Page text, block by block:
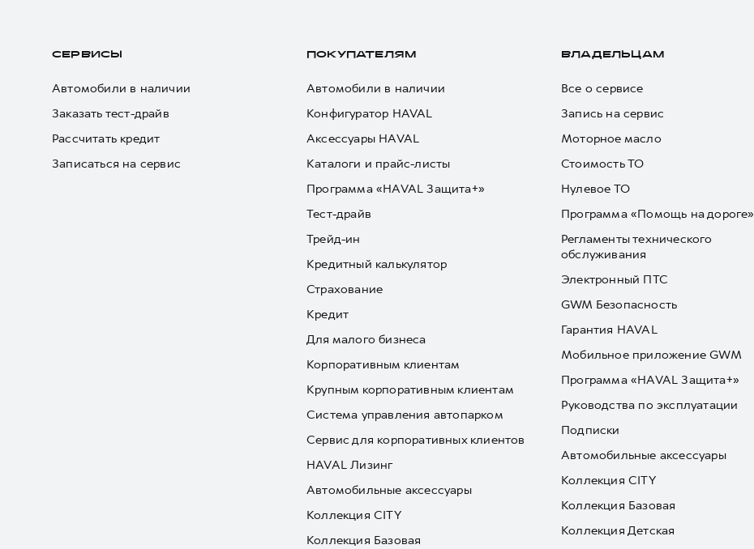
СЕРВИСЫ
Автомобили в наличии
Заказать тест-драйв
Рассчитать кредит
Записаться на сервис
ПОКУПАТЕЛЯМ
Автомобили в наличии
Конфигуратор HAVAL
Аксессуары HAVAL
Каталоги и прайс-листы
Программа «HAVAL Защита+»
Тест-драйв
Трейд-ин
Кредитный калькулятор
Страхование
Кредит
Для малого бизнеса
Корпоративным клиентам
Крупным корпоративным клиентам
Система управления автопарком
Сервис для корпоративных клиентов
HAVAL Лизинг
Автомобильные аксессуары
Коллекция CITY
Коллекция Базовая
ВЛАДЕЛЬЦАМ
Все о сервисе
Запись на сервис
Моторное масло
Стоимость ТО
Нулевое ТО
Программа «Помощь на дороге»
Регламенты технического
обслуживания
Электронный ПТС
GWM Безопасность
Гарантия HAVAL
Мобильное приложение GWM
Программа «HAVAL Защита+»
Руководства по эксплуатации
Подписки
Автомобильные аксессуары
Коллекция CITY
Коллекция Базовая
Коллекция Детская